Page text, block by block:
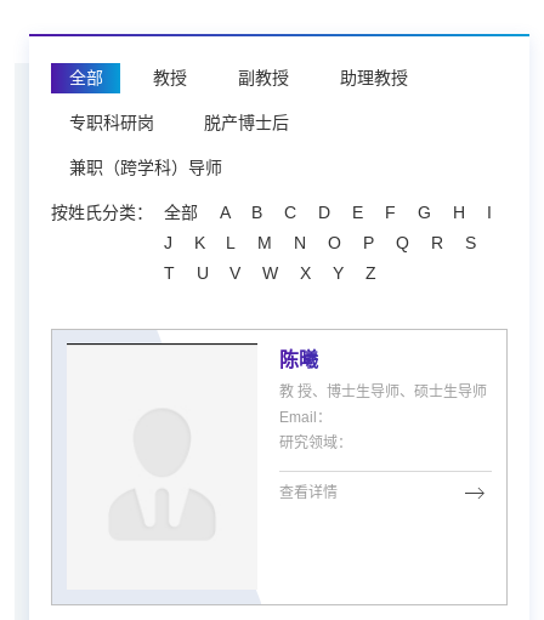
全部 教授 副教授 助理教授
专职科研岗 脱产博士后
兼职（跨学科）导师
按姓氏分类： 全部 A B C D E F G H
I
J
K L M N O P Q R
S
T
U V W X Y Z
陈曦
教 授、博士生导师、硕士生导师
Email：
研究领域：
查看详情